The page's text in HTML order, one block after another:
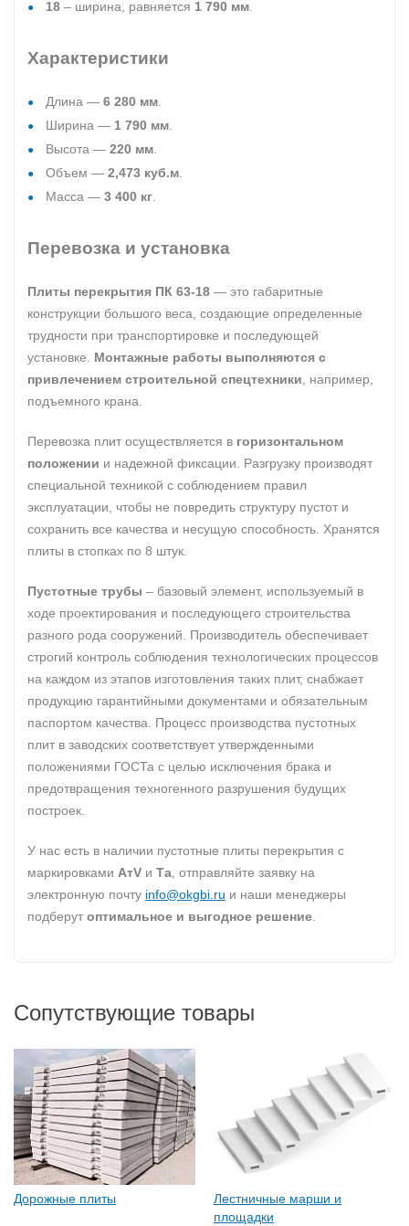
18 – ширина, равняется 1 790 мм
Характеристики
Длина — 6 280 мм
Ширина — 1 790 мм
Высота — 220 мм
Объем — 2,473 куб.м
Масса — 3 400 кг
Перевозка и установка
Плиты перекрытия ПК 63-18 — это габаритные
конструкции большого веса, создающие определенные
трудности при транспортировке и последующей
установке. Монтажные работы выполняются с
привлечением строительной спецтехники , например,
подъемного крана.
Перевозка плит осуществляется в горизонтальном
положении и надежной фиксации. Разгрузку производят
специальной техникой с соблюдением правил
эксплуатации, чтобы не повредить структуру пустот и
сохранить все качества и несущую способность. Хранятся
плиты в стопках по 8 штук.
Пустотные трубы – базовый элемент, используемый в
ходе проектирования и последующего строительства
разного рода сооружений. Производитель обеспечивает
строгий контроль соблюдения технологических процессов
на каждом из этапов изготовления таких плит, снабжает
продукцию гарантийными документами и обязательным
паспортом качества. Процесс производства пустотных
плит в заводских соответствует утвержденными
положениями ГОСТа с целью исключения брака и
предотвращения техногенного разрушения будущих
построек.
У нас есть в наличии пустотные плиты перекрытия с
маркировками AтV и Та , отправляйте заявку на
электронную почту info@okgbi.ru и наши менеджеры
подберут оптимальное и выгодное решение
Сопутствующие товары
Дорожные плиты
Лестничные марши и
площадки